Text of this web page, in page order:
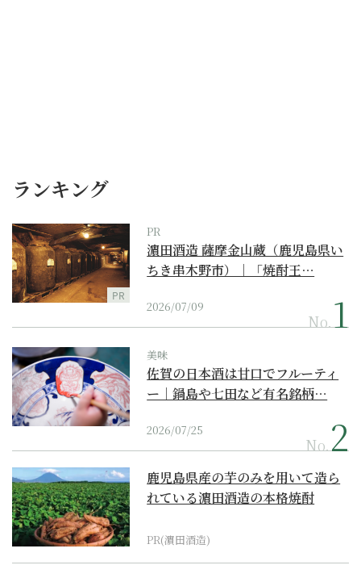
ランキング
PR
PR
濵田酒造 薩摩金山蔵（鹿児島県い
ちき串木野市）｜「焼酎王…
2026/07/09
No.
美味
佐賀の日本酒は甘口でフルーティ
ー｜鍋島や七田など有名銘柄…
2026/07/25
No.
鹿児島県産の芋のみを用いて造ら
れている濵田酒造の本格焼酎
PR(濵田酒造)